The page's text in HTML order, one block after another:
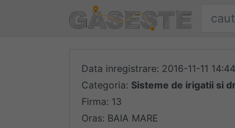
Oferte
Data inregistrare: 2016-11-11
Categoria: Sisteme de irigatii si
Firma: 13
Oras: BAIA MARE